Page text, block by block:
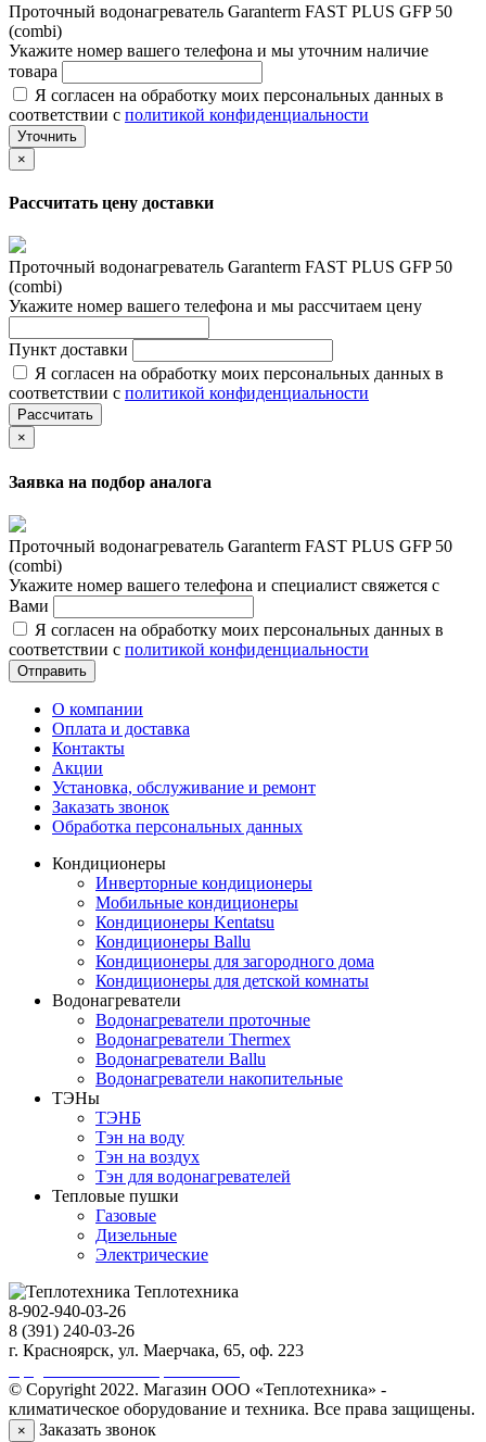
Проточный водонагреватель Garanterm FAST PLUS GFP 50
(combi)
Укажите номер вашего телефона и мы уточним наличие
товара
Я согласен на обработку моих персональных данных в
соответствии с политикой конфиденциальности
Уточнить
×
Рассчитать цену доставки
Проточный водонагреватель Garanterm FAST PLUS GFP 50
(combi)
Укажите номер вашего телефона и мы рассчитаем цену
Пункт доставки
Я согласен на обработку моих персональных данных в
соответствии с политикой конфиденциальности
Рассчитать
×
Заявка на подбор аналога
Проточный водонагреватель Garanterm FAST PLUS GFP 50
(combi)
Укажите номер вашего телефона и специалист свяжется с
Вами
Я согласен на обработку моих персональных данных в
соответствии с политикой конфиденциальности
Отправить
О компании
Оплата и доставка
Контакты
Акции
Установка, обслуживание и ремонт
Заказать звонок
Обработка персональных данных
Кондиционеры
Инверторные кондиционеры
Мобильные кондиционеры
Кондиционеры Kentatsu
Кондиционеры Ballu
Кондиционеры для загородного дома
Кондиционеры для детской комнаты
Водонагреватели
Водонагреватели проточные
Водонагреватели Thermex
Водонагреватели Ballu
Водонагреватели накопительные
ТЭНы
ТЭНБ
Тэн на воду
Тэн на воздух
Тэн для водонагревателей
Тепловые пушки
Газовые
Дизельные
Электрические
Теплотехника
8-902-940-03-26
8 (391) 240-03-26
г. Красноярск, ул. Маерчака, 65, оф. 223
© Copyright 2022. Магазин ООО «Теплотехника» -
климатическое оборудование и техника. Все права защищены.
× Заказать звонок